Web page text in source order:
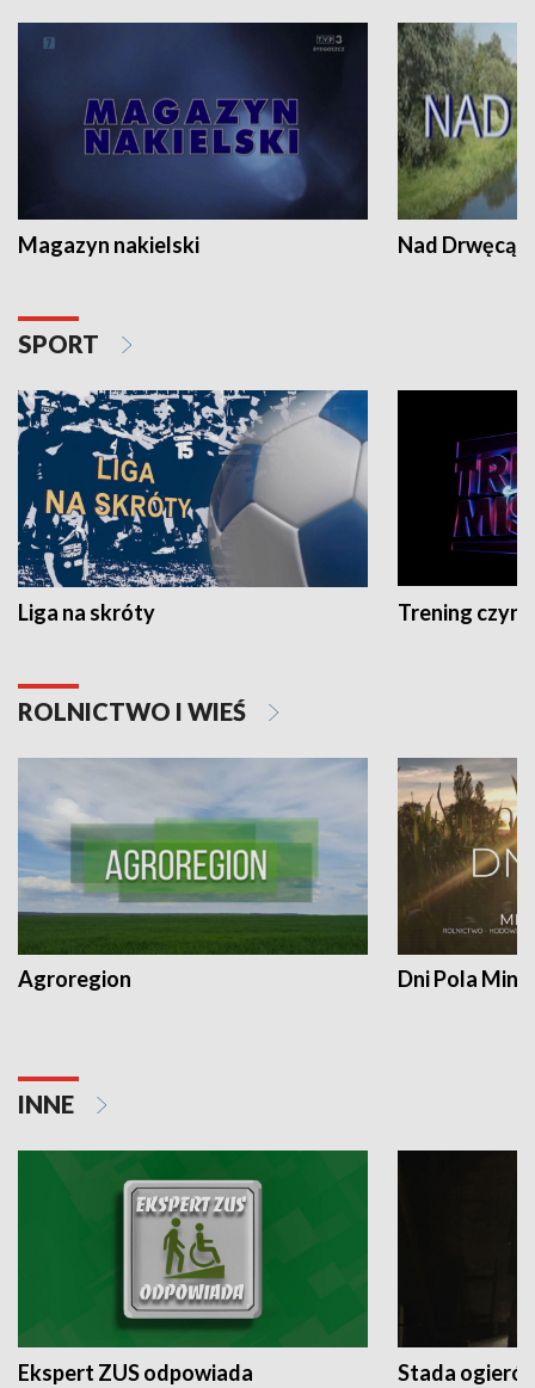
Magazyn nakielski Nad Drwęcą
SPORT
Liga na skróty Trening czyni
ROLNICTWO I WIEŚ
Agroregion Dni Pola
INNE
Ekspert ZUS odpowiada Stada